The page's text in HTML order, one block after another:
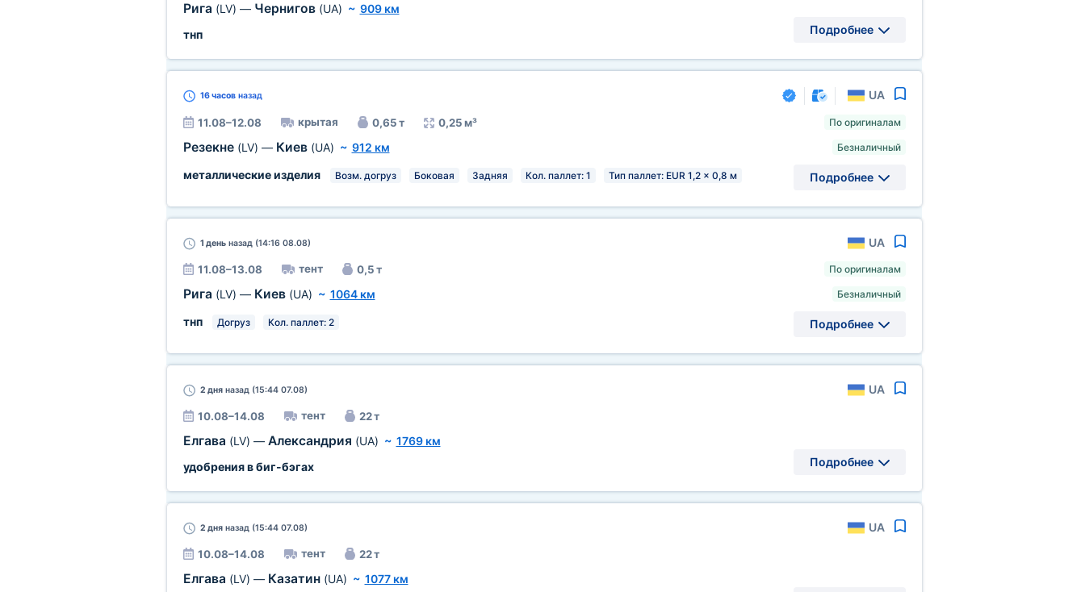
Рига (LV) — Чернигов (UA) ~ 909 км
тнп
Подробнее
16 часовназад UA
11.08–12.08 крытая 0,65 т 0,25 м³
Резекне (LV) — Киев (UA) ~ 912 км
металлические изделия
Возм. догруз Боковая Задняя Кол. паллет: 1 Тип паллет: EUR 1,2 x 0,8 м
По оригиналам
Безналичный
Подробнее
1 деньназад (14:16 08.08) UA
11.08–13.08 тент 0,5 т
Рига (LV) — Киев (UA) ~ 1064 км
тнп
Догруз Кол. паллет: 2
По оригиналам
Безналичный
Подробнее
2 дняназад (15:44 07.08) UA
10.08–14.08 тент 22 т
Елгава (LV) — Александрия (UA) ~ 1769 км
удобрения в биг-бэгах
Подробнее
2 дняназад (15:44 07.08) UA
10.08–14.08 тент 22 т
Елгава (LV) — Казатин (UA) ~ 1077 км